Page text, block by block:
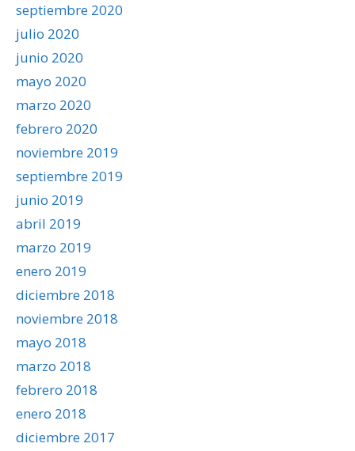
septiembre 2020
julio 2020
junio 2020
mayo 2020
marzo 2020
febrero 2020
noviembre 2019
septiembre 2019
junio 2019
abril 2019
marzo 2019
enero 2019
diciembre 2018
noviembre 2018
mayo 2018
marzo 2018
febrero 2018
enero 2018
diciembre 2017